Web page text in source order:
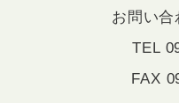
お問い合
TEL
FAX